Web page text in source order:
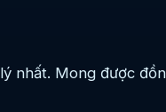
nhất. Mong được